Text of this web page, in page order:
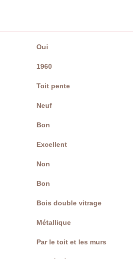
Oui
1960
Toit pente
Neuf
Bon
Excellent
Non
Bon
Bois double vitrage
Métallique
Par le toit et les murs